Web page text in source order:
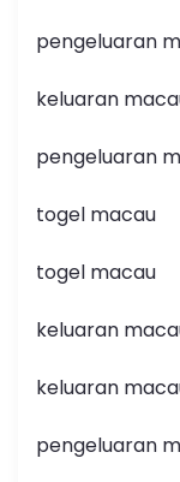
pengeluaran
keluaran
pengeluaran
togel macau
togel macau
keluaran
keluaran
pengeluaran